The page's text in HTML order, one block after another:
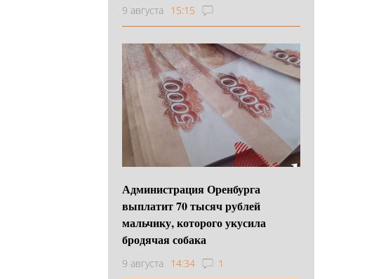
9 августа 15:15
Администрация Оренбурга
выплатит 70 тысяч рублей
мальчику, которого укусила
бродячая собака
9 августа 14:34 1